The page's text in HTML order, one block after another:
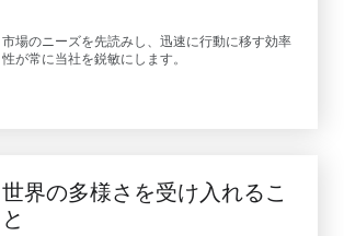
市場のニーズを先読みし、迅速に行動に移す効率
性が常に当社を鋭敏にします。
世界の多様さを受け入れるこ
と